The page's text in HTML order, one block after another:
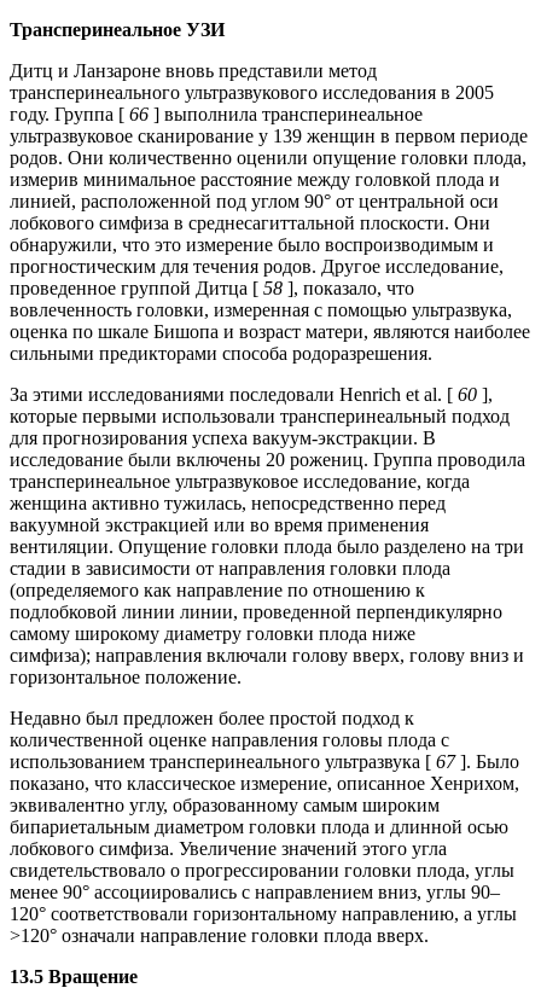
Трансперинеальное УЗИ
Дитц и Ланзароне вновь представили метод
трансперинеального ультразвукового исследования в 2005
году. Группа [ 66 ] выполнила трансперинеальное
ультразвуковое сканирование у 139 женщин в первом периоде
родов. Они количественно оценили опущение головки плода,
измерив минимальное расстояние между головкой плода и
линией, расположенной под углом 90° от центральной оси
лобкового симфиза в среднесагиттальной плоскости. Они
обнаружили, что это измерение было воспроизводимым и
прогностическим для течения родов. Другое исследование,
проведенное группой Дитца [ 58 ], показало, что
вовлеченность головки, измеренная с помощью ультразвука,
оценка по шкале Бишопа и возраст матери, являются наиболее
сильными предикторами способа родоразрешения.
За этими исследованиями последовали Henrich et al. [ 60 ],
которые первыми использовали трансперинеальный подход
для прогнозирования успеха вакуум-экстракции. В
исследование были включены 20 рожениц. Группа проводила
трансперинеальное ультразвуковое исследование, когда
женщина активно тужилась, непосредственно перед
вакуумной экстракцией или во время применения
вентиляции. Опущение головки плода было разделено на три
стадии в зависимости от направления головки плода
(определяемого как направление по отношению к
подлобковой линии линии, проведенной перпендикулярно
самому широкому диаметру головки плода ниже
симфиза); направления включали голову вверх, голову вниз и
горизонтальное положение.
Недавно был предложен более простой подход к
количественной оценке направления головы плода с
использованием трансперинеального ультразвука [ 67]. Было
показано, что классическое измерение, описанное Хенрихом,
эквивалентно углу, образованному самым широким
бипариетальным диаметром головки плода и длинной осью
лобкового симфиза. Увеличение значений этого угла
свидетельствовало о прогрессировании головки плода, углы
менее 90° ассоциировались с направлением вниз, углы 90–
120° соответствовали горизонтальному направлению, а углы
>120° означали направление головки плода вверх.
13.5 Вращение